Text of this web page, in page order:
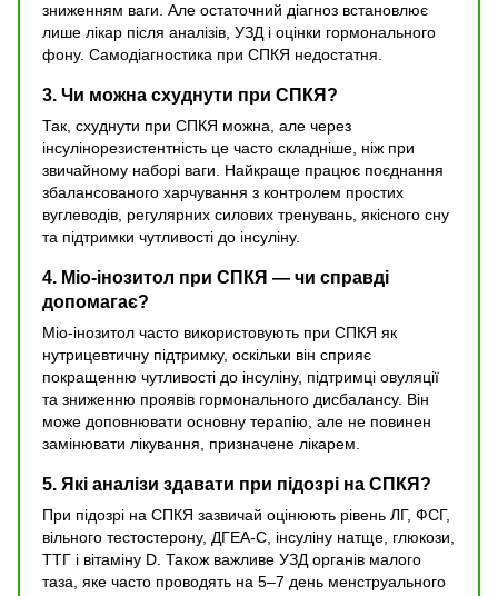
зниженням ваги. Але остаточний діагноз встановлює
лише лікар після аналізів, УЗД і оцінки гормонального
фону. Самодіагностика при СПКЯ недостатня.
3. Чи можна схуднути при СПКЯ?
Так, схуднути при СПКЯ можна, але через
інсулінорезистентність це часто складніше, ніж при
звичайному наборі ваги. Найкраще працює поєднання
збалансованого харчування з контролем простих
вуглеводів, регулярних силових тренувань, якісного сну
та підтримки чутливості до інсуліну.
4. Міо-інозитол при СПКЯ — чи справді
допомагає?
Міо-інозитол часто використовують при СПКЯ як
нутрицевтичну підтримку, оскільки він сприяє
покращенню чутливості до інсуліну, підтримці овуляції
та зниженню проявів гормонального дисбалансу. Він
може доповнювати основну терапію, але не повинен
замінювати лікування, призначене лікарем.
5. Які аналізи здавати при підозрі на СПКЯ?
При підозрі на СПКЯ зазвичай оцінюють рівень ЛГ, ФСГ,
вільного тестостерону, ДГЕА-С, інсуліну натще, глюкози,
ТТГ і вітаміну D. Також важливе УЗД органів малого
таза, яке часто проводять на 5–7 день менструального